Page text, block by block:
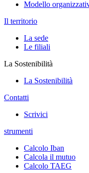
Modello
Il territorio
La sede
Le filiali
La Sostenibilità
La Sostenibilità
Contatti
Scrivici
strumenti
Calcolo Iban
Calcola il mutuo
Calcolo TAEG